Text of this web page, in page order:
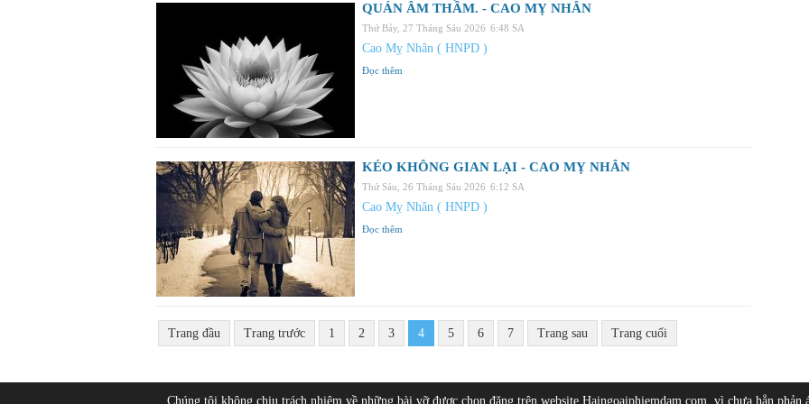
QUÁN ÂM THẦM. - CAO MỴ NHÂN
Thứ Bảy, 27 Tháng Sáu 2026 6:48 SA
Cao Mỵ Nhân ( HNPD )
Đọc thêm
KÉO KHÔNG GIAN LẠI - CAO MỴ NHÂN
Thứ Sáu, 26 Tháng Sáu 2026 6:12 SA
Cao Mỵ Nhân ( HNPD )
Đọc thêm
Trang đầu Trang trước 1 2 3 4 5 6 7 Trang sau Trang cuối
Chúng tôi không chịu trách nhiệm về những bài vỡ được chọn đăng trên website Haingoaiphiemdam.com, vì chưa hẳn